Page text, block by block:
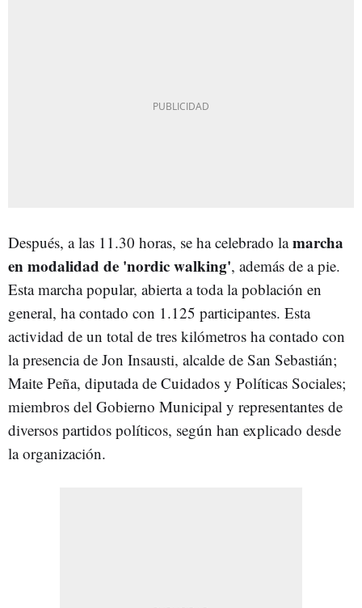
Después, a las 11.30 horas, se ha celebrado lamarcha
en modalidad de 'nordic walking', además de a pie.
Esta marcha popular, abierta a toda la población en
general, ha contado con 1.125 participantes. Esta
actividad de un total de tres kilómetros ha contado con
la presencia de Jon Insausti, alcalde de San Sebastián;
Maite Peña, diputada de Cuidados y Políticas Sociales;
miembros del Gobierno Municipal y representantes de
diversos partidos políticos, según han explicado desde
la organización.